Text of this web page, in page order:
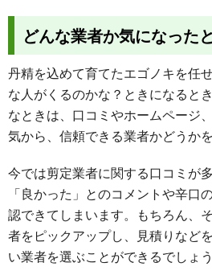
どんな業者か気になった
丹精を込めて育てたエゴノキを任
な人がくるのかな？ときになると
なときは、口コミやホームページ
気から、信頼できる業者かどうか
今では剪定業者に関する口コミが
「良かった」とのコメントや辛口
認できてしまいます。もちろん、
者をピックアップし、見積りなど
い業者を選ぶことができるでしょう